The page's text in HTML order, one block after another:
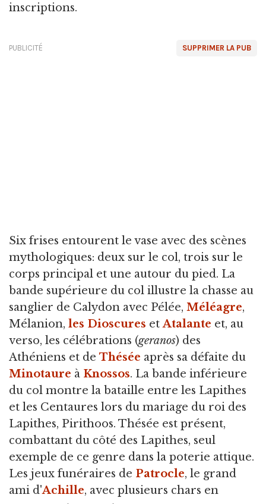
inscriptions.
SUPPRIMER LA PUB
PUBLICITÉ
Six frises entourent le vase avec des scènes
mythologiques: deux sur le col, trois sur le
corps principal et une autour du pied. La
bande supérieure du col illustre la chasse au
sanglier de Calydon avec Pélée, Méléagre,
Mélanion, les Dioscures etAtalante et, au
verso, les célébrations (geranos) des
Athéniens et de Thésée après sa défaite du
Minotaure à Knossos. La bande inférieure
du col montre la bataille entre les Lapithes
et les Centaures lors du mariage du roi des
Lapithes, Pirithoos. Thésée est présent,
combattant du côté des Lapithes, seul
exemple de ce genre dans la poterie attique.
Les jeux funéraires de Patrocle, le grand
ami d'Achille, avec plusieurs chars en